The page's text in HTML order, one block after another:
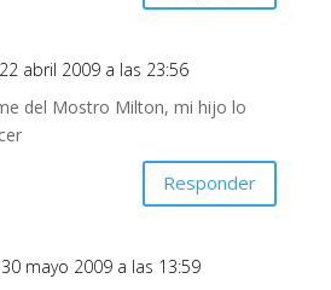
abril 2009 a las 23:56
del Mostro Milton, mi hijo lo
Responder
mayo 2009 a las 13:59